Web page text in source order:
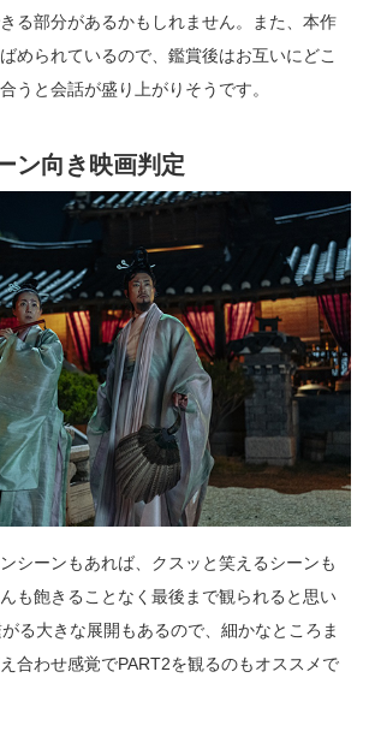
る部分があるかもしれません。また、本作
められているので、鑑賞後はお互いにどこ
うと会話が盛り上がりそうです。
ン向き映画判定
シーンもあれば、クスッと笑えるシーンも
も飽きることなく最後まで観られると思い
る大きな展開もあるので、細かなところま
合わせ感覚でPART2を観るのもオススメで